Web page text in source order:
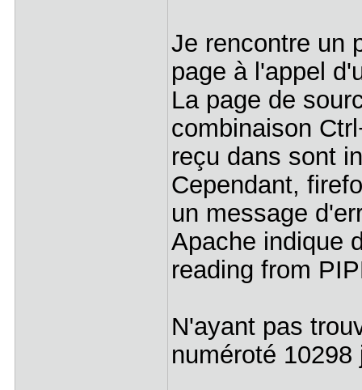
Je rencontre un
page à l'appel
La page de
combinaison
reçu dans sont
Cependant,
un message
Apache indique
reading from
N'ayant pas
numéroté